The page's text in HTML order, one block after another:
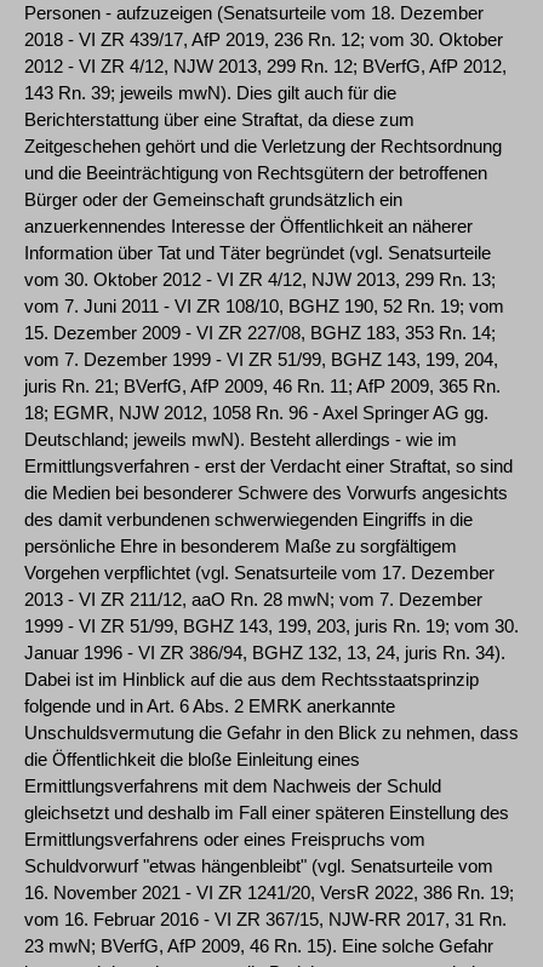
Personen - aufzuzeigen (Senatsurteile vom 18. Dezember
2018 - VI ZR 439/17, AfP 2019, 236 Rn. 12; vom 30. Oktober
2012 - VI ZR 4/12, NJW 2013, 299 Rn. 12; BVerfG, AfP 2012,
143 Rn. 39; jeweils mwN). Dies gilt auch für die
Berichterstattung über eine Straftat, da diese zum
Zeitgeschehen gehört und die Verletzung der Rechtsordnung
und die Beeinträchtigung von Rechtsgütern der betroffenen
Bürger oder der Gemeinschaft grundsätzlich ein
anzuerkennendes Interesse der Öffentlichkeit an näherer
Information über Tat und Täter begründet (vgl. Senatsurteile
vom 30. Oktober 2012 - VI ZR 4/12, NJW 2013, 299 Rn. 13;
vom 7. Juni 2011 - VI ZR 108/10, BGHZ 190, 52 Rn. 19; vom
15. Dezember 2009 - VI ZR 227/08, BGHZ 183, 353 Rn. 14;
vom 7. Dezember 1999 - VI ZR 51/99, BGHZ 143, 199, 204,
juris Rn. 21; BVerfG, AfP 2009, 46 Rn. 11; AfP 2009, 365 Rn.
18; EGMR, NJW 2012, 1058 Rn. 96 - Axel Springer AG gg.
Deutschland; jeweils mwN). Besteht allerdings - wie im
Ermittlungsverfahren - erst der Verdacht einer Straftat, so sind
die Medien bei besonderer Schwere des Vorwurfs angesichts
des damit verbundenen schwerwiegenden Eingriffs in die
persönliche Ehre in besonderem Maße zu sorgfältigem
Vorgehen verpflichtet (vgl. Senatsurteile vom 17. Dezember
2013 - VI ZR 211/12, aaO Rn. 28 mwN; vom 7. Dezember
1999 - VI ZR 51/99, BGHZ 143, 199, 203, juris Rn. 19; vom 30.
Januar 1996 - VI ZR 386/94, BGHZ 132, 13, 24, juris Rn. 34).
Dabei ist im Hinblick auf die aus dem Rechtsstaatsprinzip
folgende und in Art. 6 Abs. 2 EMRK anerkannte
Unschuldsvermutung die Gefahr in den Blick zu nehmen, dass
die Öffentlichkeit die bloße Einleitung eines
Ermittlungsverfahrens mit dem Nachweis der Schuld
gleichsetzt und deshalb im Fall einer späteren Einstellung des
Ermittlungsverfahrens oder eines Freispruchs vom
Schuldvorwurf "etwas hängenbleibt" (vgl. Senatsurteile vom
16. November 2021 - VI ZR 1241/20, VersR 2022, 386 Rn. 19;
vom 16. Februar 2016 - VI ZR 367/15, NJW-RR 2017, 31 Rn.
23 mwN; BVerfG, AfP 2009, 46 Rn. 15). Eine solche Gefahr